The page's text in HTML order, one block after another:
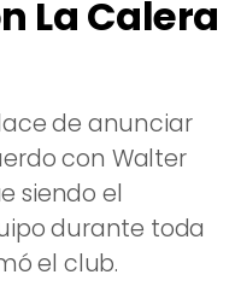
La Calera
de anunciar
con Walter
siendo el
durante toda
el club.